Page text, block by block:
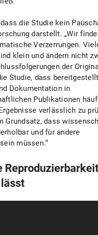
die Studie kein
darstellt. „Wir
Verzerrungen.
klein und ändern nicht
der
Studie, dass
Dokumentation in
Publikationen
verlässlich zu
Grundsatz, dass
und für andere
müssen.“
Reproduzierbarkeit